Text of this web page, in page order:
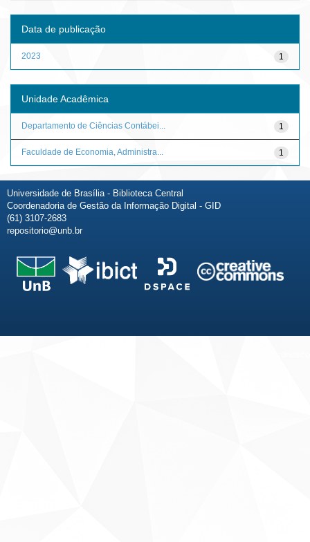
Data de publicação
1
2023
Unidade Acadêmica
1
Departamento de Ciências Contábei...
1
Faculdade de Economia, Administra...
Universidade de Brasília - Biblioteca Central
Coordenadoria de Gestão da Informação Digital - GID
(61) 3107-2683
repositorio@unb.br